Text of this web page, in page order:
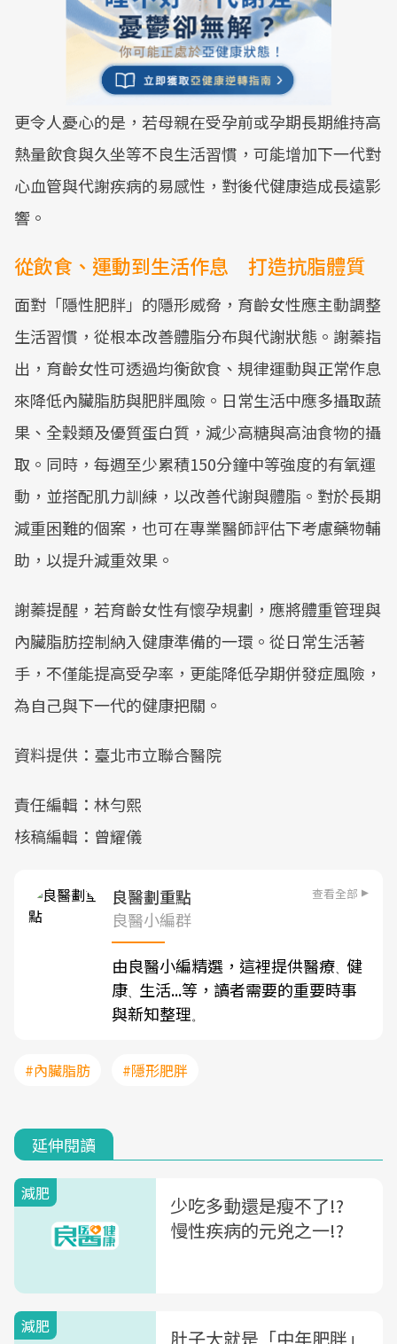
更令人憂心的是，若母親在受孕前或孕期長期維持高
熱量飲食與久坐等不良生活習慣，可能增加下一代對
心血管與代謝疾病的易感性，對後代健康造成長遠影
響。
從飲食、運動到生活作息 打造抗脂體質
面對「隱性肥胖」的隱形威脅，育齡女性應主動調整
生活習慣，從根本改善體脂分布與代謝狀態。謝蓁指
出，育齡女性可透過均衡飲食、規律運動與正常作息
來降低內臟脂肪與肥胖風險。日常生活中應多攝取蔬
果、全穀類及優質蛋白質，減少高糖與高油食物的攝
取。同時，每週至少累積150分鐘中等強度的有氧運
動，並搭配肌力訓練，以改善代謝與體脂。對於長期
減重困難的個案，也可在專業醫師評估下考慮藥物輔
助，以提升減重效果。
謝蓁提醒，若育齡女性有懷孕規劃，應將體重管理與
內臟脂肪控制納入健康準備的一環。從日常生活著
手，不僅能提高受孕率，更能降低孕期併發症風險，
為自己與下一代的健康把關。
資料提供：臺北市立聯合醫院
責任編輯：林勻熙
核稿編輯：曾耀儀
良醫劃重點 查看全部
良醫小編群
由良醫小編精選，這裡提供醫療、 健
康、 生活...等，讀者需要的重要時事
與新知整理。
#內臟脂肪 #隱形肥胖
延伸閱讀
減肥
少吃多動還是瘦不了!?
慢性疾病的元兇之一!?
減肥
肚子大就是「中年肥胖」